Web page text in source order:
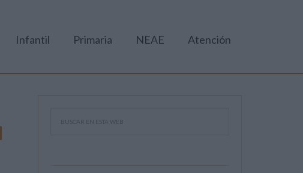
Infantil Primaria NEAE Atención